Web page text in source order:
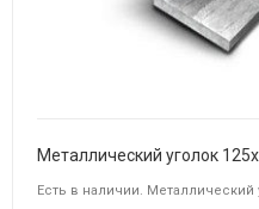
Металлический уголок
Есть в наличии. Металлический